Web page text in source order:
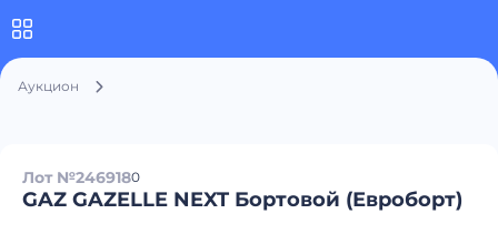
Аукцион
Лот №2469180
GAZ GAZELLE NEXT Бортовой (Евроборт)